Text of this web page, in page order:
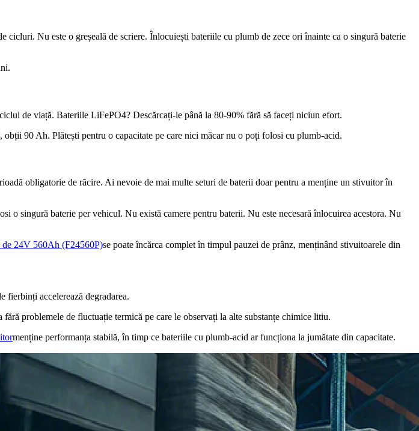
Nu este o greșeală de scriere. Înlocuiești bateriile cu plumb de zece ori înainte ca o singură baterie
de viață. Bateriile LiFePO4? Descărcați-le până la 80-90% fără să faceți niciun efort.
90 Ah. Plătești pentru o capacitate pe care nici măcar nu o poți folosi cu plumb-acid.
obligatorie de răcire. Ai nevoie de mai multe seturi de baterii doar pentru a menține un stivuitor în
singură baterie per vehicul. Nu există camere pentru baterii. Nu este necesară înlocuirea acestora. Nu
24V 560Ah (F24560P)se poate încărca complet în timpul pauzei de prânz, menținând stivuitoarele din
fierbinți accelerează degradarea.
problemele de fluctuație termică pe care le observați la alte substanțe chimice litiu.
menține performanța stabilă, în timp ce bateriile cu plumb-acid ar funcționa la jumătate din capacitate.